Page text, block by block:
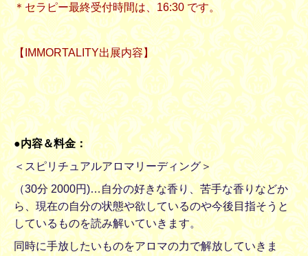
＊セラピー最終受付時間は、16:30 です。
【IMMORTALITY出展内容】
●内容＆料金：
＜スピリチュアルアロマリーディング＞
（30分 2000円)…自分の好きな香り、苦手な香りなどか
ら、現在の自分の状態や欲しているのや今後目指そうと
しているものを読み解いていきます。
同時に手放したいものをアロマの力で解放していきま